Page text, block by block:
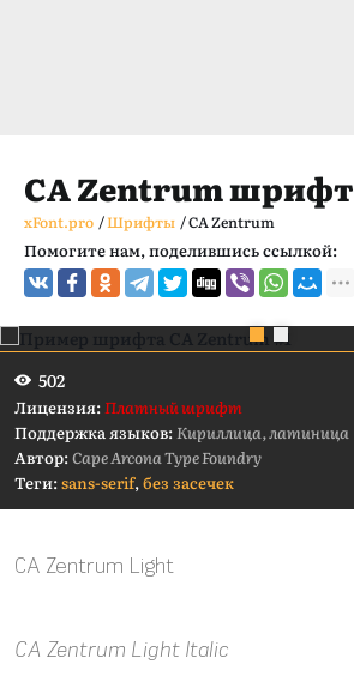
CA Zentrum шрифт
xFont.pro /Шрифты /CA Zentrum
Помогите нам, поделившись ссылкой:
502
Лицензия:Платный шрифт
Поддержка языков:Кириллица, латиница
Автор:Cape Arcona Type Foundry
Теги:sans-serif,без засечек